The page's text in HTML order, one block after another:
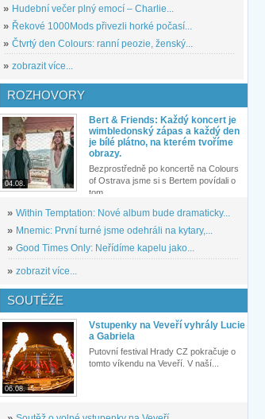
» Hudební večer plný emocí – Charlie...
» Řekové 1000Mods přivezli horké počasí...
» Čtvrtý den Colours: ranní peozie, ženský...
» zobrazit více...
ROZHOVORY
04.08.
Bert & Friends: Každý koncert je
wimbledonský zápas a každý den
je bílé plátno, na kterém tvoříme
obrazy.
Bezprostředně po koncertě na Colours
of Ostrava jsme si s Bertem povídali o
tom,...
» Within Temptation: Nové album bude dramaticky...
» Mnemic: První turné jsme odehráli na kytary,...
» Good Times Only: Neřídíme kapelu jako...
» zobrazit více...
SOUTĚŽE
06.08.
Vstupenky na Veveří vyhrály Lucie
a Gabriela
Putovní festival Hrady CZ pokračuje o
tomto víkendu na Veveří. V naší...